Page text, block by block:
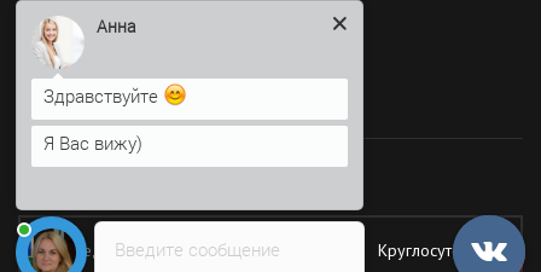
Время работы
Понедельник
Круглосуточно
Введите сообщение
Здравствуйте
Я Вас вижу)
Напишите сюда свой вопрос.
Возможно, его решение будет
быстрее